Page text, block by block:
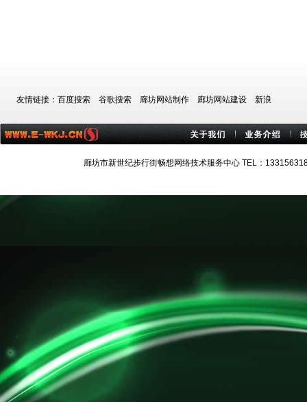
友情链接： 百度搜索 谷歌搜索 廊坊网站制作 廊坊网站建设 新浪
廊坊市新世纪步行街畅想网络技术服务中心 TEL：